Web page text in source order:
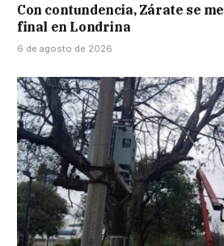
Con contundencia, Zárate se
final en Londrina
6 de agosto de 2026